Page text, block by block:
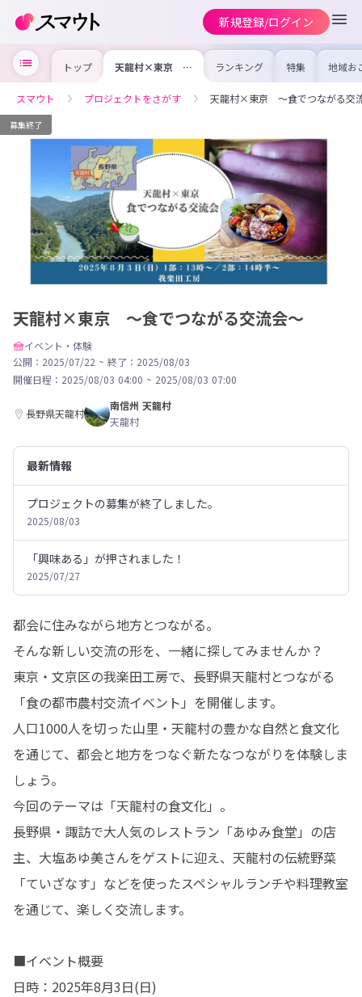
新規登録/ログイン
トップ 天龍村×東京 〜
食でつながる交流
ランキング 特集 地域お
の求
を集め
事内容
を比較
スマウト プロジェクトをさがす 天龍村×東京 〜食でつながる交
募集終了
天龍村×東京 〜食でつながる交流会〜
イベント・体験
公開：2025/07/22 ~ 終了：2025/08/03
開催日程： 2025/08/03 04:00 ~ 2025/08/03 07:00
長野県天龍村
南信州 天龍村
天龍村
最新情報
プロジェクトの募集が終了しました。
2025/08/03
「興味ある」が押されました！
2025/07/27
都会に住みながら地方とつながる。
そんな新しい交流の形を、一緒に探してみませんか？
東京・文京区の我楽田工房で、長野県天龍村とつながる
「食の都市農村交流イベント」を開催します。
人口1000人を切った山里・天龍村の豊かな自然と食文化
を通じて、都会と地方をつなぐ新たなつながりを体験しま
しょう。
今回のテーマは「天龍村の食文化」。
長野県・諏訪で大人気のレストラン「あゆみ食堂」の店
主、大塩あゆ美さんをゲストに迎え、天龍村の伝統野菜
「ていざなす」などを使ったスペシャルランチや料理教室
を通じて、楽しく交流します。
■イベント概要
日時：2025年8月3日(日)